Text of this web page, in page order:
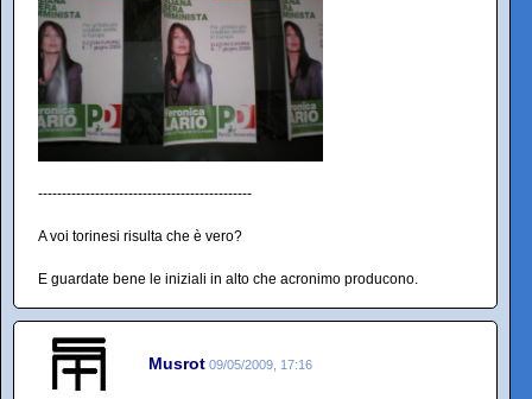
---------------------------------------------
A voi torinesi risulta che è vero?
E guardate bene le iniziali in alto che acronimo producono.
Musrot 09/05/2009, 17:16